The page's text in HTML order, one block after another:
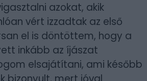
azokat, akik
vért izzadtak az első
el is döntöttem, hogy a
inkább az íjászat
elsajátítani, ami később